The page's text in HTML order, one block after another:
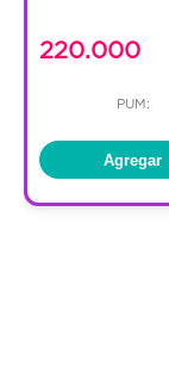
220.000
PUM:
Agregar